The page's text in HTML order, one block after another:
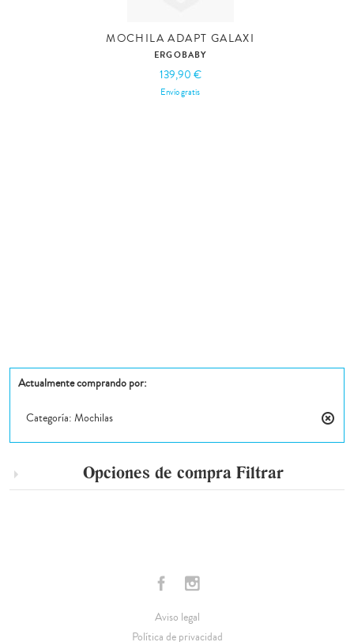
MOCHILA ADAPT GALAXI
ERGOBABY
139,90 €
Envío gratis
Actualmente comprando por:
este
Categoría: Mochilas
Opciones de compra Filtrar
Aviso legal
Política de privacidad